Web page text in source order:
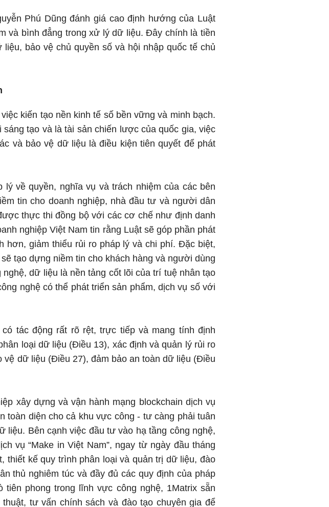
Phú Dũng đánh giá cao định hướng của Luật
và bình đẳng trong xử lý dữ liệu. Đây chính là tiền
bảo vệ chủ quyền số và hội nhập quốc tế chủ
kiến tạo nền kinh tế số bền vững và minh bạch.
tạo và là tài sản chiến lược của quốc gia, việc
và bảo vệ dữ liệu là điều kiện tiên quyết để phát
về quyền, nghĩa vụ và trách nhiệm của các bên
tin cho doanh nghiệp, nhà đầu tư và người dân
thực thi đồng bộ với các cơ chế như định danh
nghiệp Việt Nam tin rằng Luật sẽ góp phần phát
hơn, giảm thiểu rủi ro pháp lý và chi phí. Đặc biệt,
tạo dựng niềm tin cho khách hàng và người dùng
dữ liệu là nền tảng cốt lõi của trí tuệ nhân tạo
nghệ có thể phát triển sản phẩm, dịch vụ số với
tác động rất rõ rệt, trực tiếp và mang tính định
loại dữ liệu (Điều 13), xác định và quản lý rủi ro
dữ liệu (Điều 27), đảm bảo an toàn dữ liệu (Điều
xây dựng và vận hành mạng blockchain dịch vụ
toàn diện cho cả khu vực công - tư càng phải tuân
liệu. Bên cạnh việc đầu tư vào hạ tầng công nghệ,
vụ “Make in Việt Nam”, ngay từ ngày đầu tháng
thiết kế quy trình phân loại và quản trị dữ liệu, đào
thủ nghiêm túc và đầy đủ các quy định của pháp
phong trong lĩnh vực công nghệ, 1Matrix sẵn
tư vấn chính sách và đào tạo chuyên gia để